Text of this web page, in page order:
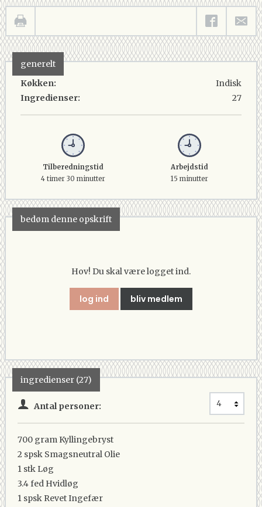
generelt
Køkken:
Ingredienser:
Indisk
27
Tilberedningstid
4 timer 30 minutter
Arbejdstid
15 minutter
bedøm denne opskrift
Hov! Du skal være logget ind.
log ind bliv medlem
ingredienser (27)
Antal personer:
700 gram Kyllingebryst
2 spsk Smagsneutral Olie
1 stk Løg
3.4 fed Hvidløg
1 spsk Revet Ingefær